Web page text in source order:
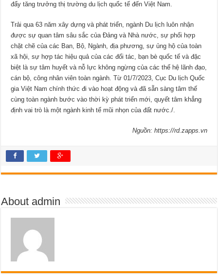
đẩy tăng trưởng thị trường du lịch quốc tế đến Việt Nam.
Trải qua 63 năm xây dựng và phát triển, ngành Du lịch luôn nhận
được sự quan tâm sâu sắc của Đảng và Nhà nước, sự phối hợp
chặt chẽ của các Ban, Bộ, Ngành, địa phương, sự ủng hộ của toàn
xã hội, sự hợp tác hiệu quả của các đối tác, bạn bè quốc tế và đặc
biệt là sự tâm huyết và nỗ lực không ngừng của các thế hệ lãnh đạo,
cán bộ, công nhân viên toàn ngành. Từ 01/7/2023, Cục Du lịch Quốc
gia Việt Nam chính thức đi vào hoạt động và đã sẵn sàng tâm thế
cùng toàn ngành bước vào thời kỳ phát triển mới, quyết tâm khẳng
định vai trò là một ngành kinh tế mũi nhọn của đất nước./.
Nguồn: https://rd.zapps.vn
About admin